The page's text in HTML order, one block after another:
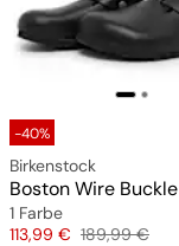
-40%
Birkenstock
Boston Wire Buckle
1 Farbe
Preis
113,99 € Originalpreis
189,99 €